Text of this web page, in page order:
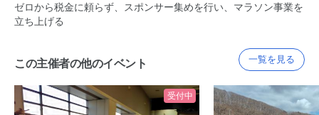
ゼロから税金に頼らず、スポンサー集めを行い、マラソン事業を
立ち上げる
この主催者の他のイベント 一覧を見る
受付中